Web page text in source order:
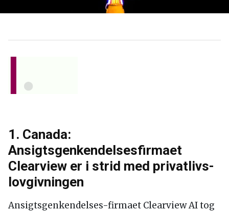
1. Canada:
Ansigtsgenkendelsesfirmaet
Clearview er i strid med privatlivs-
lovgivningen
Ansigtsgenkendelses-firmaet Clearview AI tog